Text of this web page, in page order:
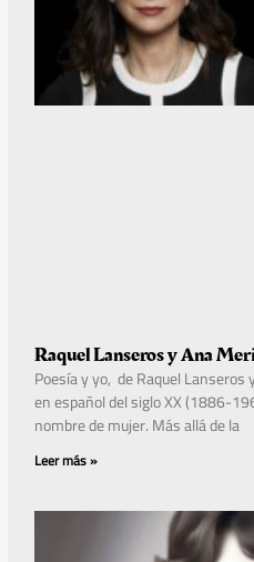
Raquel Lanseros y Ana
Poesía y yo, de Raquel
en español del siglo XX (1886-
nombre de mujer. Más allá de la
Leer más »